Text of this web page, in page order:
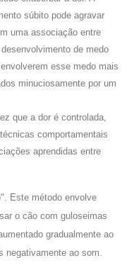
súbito pode agravar
uma associação entre
de medo
esse medo mais
minuciosamente por um
que a dor é controlada,
comportamentais
aprendidas entre
Este método envolve
o cão com guloseimas
gradualmente ao
negativamente ao som.